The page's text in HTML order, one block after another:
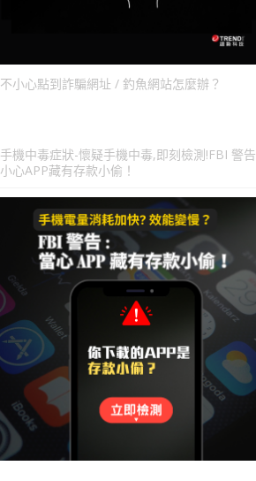
不小心點到詐騙網址 / 釣魚網站怎麼辦？
手機中毒症狀-懷疑手機中毒,即刻檢測!FBI 警告
小心APP藏有存款小偷！